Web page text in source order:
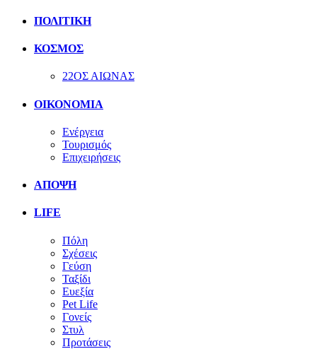
ΠΟΛΙΤΙΚΗ
ΚΟΣΜΟΣ
22ΟΣ ΑΙΩΝΑΣ
ΟΙΚΟΝΟΜΙΑ
Ενέργεια
Τουρισμός
Επιχειρήσεις
ΑΠΟΨΗ
LIFE
Πόλη
Σχέσεις
Γεύση
Ταξίδι
Ευεξία
Pet Life
Γονείς
Στυλ
Προτάσεις